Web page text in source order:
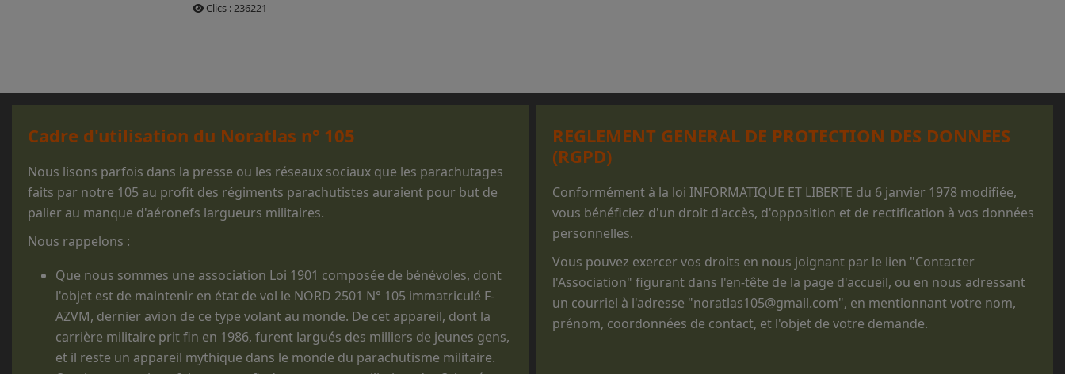
Clics : 236221
Cadre d'utilisation du Noratlas n° 105
Nous lisons parfois dans la presse ou les réseaux sociaux que les parachutages
faits par notre 105 au profit des régiments parachutistes auraient pour but de
palier au manque d'aéronefs largueurs militaires.
Nous rappelons :
Que nous sommes une association Loi 1901 composée de bénévoles, dont
l'objet est de maintenir en état de vol le NORD 2501 N° 105 immatriculé F-
AZVM, dernier avion de ce type volant au monde. De cet appareil, dont la
carrière militaire prit fin en 1986, furent largués des milliers de jeunes gens,
et il reste un appareil mythique dans le monde du parachutisme militaire.
REGLEMENT GENERAL DE PROTECTION DES DONNEES
(RGPD)
Conformément à la loi INFORMATIQUE ET LIBERTE du 6 janvier 1978 modifiée,
vous bénéficiez d'un droit d'accès, d'opposition et de rectification à vos données
personnelles.
Vous pouvez exercer vos droits en nous joignant par le lien "Contacter
l'Association" figurant dans l'en-tête de la page d'accueil, ou en nous adressant
un courriel à l'adresse "noratlas105@gmail.com", en mentionnant votre nom,
prénom, coordonnées de contact, et l'objet de votre demande.